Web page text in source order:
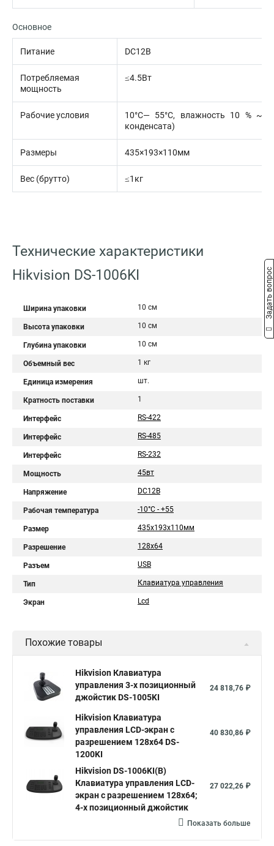
Основное
Питание DC12В
Потребляемая
мощность
≤4.5Вт
Рабочие условия
10°C— 55°C, влажность 10 % ~
конденсата)
Размеры 435×193×110мм
Вес (брутто) ≤1кг
Технические характеристики
Hikvision DS-1006KI
Ширина упаковки 10 см
Высота упаковки 10 см
Глубина упаковки 10 см
Объемный вес 1 кг
Единица измерения шт.
Кратность поставки 1
Интерфейс RS-422
Интерфейс RS-485
Интерфейс RS-232
Мощность 45вт
Напряжение DC12В
Рабочая температура -10°C - +55
Размер 435х193х110мм
Разрешение 128х64
Разъем USB
Тип Клавиатура управления
Экран Lcd
Похожие товары
Hikvision Клавиатура
управления 3-х позиционный
джойстик DS-1005KI
24 818,76 ₽
Hikvision Клавиатура
управления LCD-экран с
разрешением 128х64 DS-
1200KI
40 830,86 ₽
Hikvision DS-1006KI(B)
Клавиатура управления LCD-
экран с разрешением 128х64;
4-х позиционный джойстик
27 022,26 ₽
Показать больше
Задать вопрос